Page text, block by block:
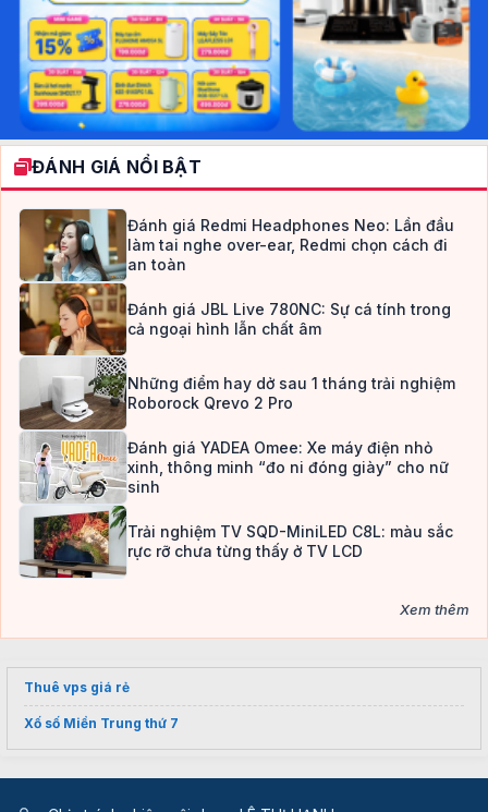
ĐÁNH GIÁ NỔI BẬT
Đánh giá Redmi Headphones Neo: Lần đầu
làm tai nghe over-ear, Redmi chọn cách đi
an toàn
Đánh giá JBL Live 780NC: Sự cá tính trong
cả ngoại hình lẫn chất âm
Những điểm hay dở sau 1 tháng trải nghiệm
Roborock Qrevo 2 Pro
Đánh giá YADEA Omee: Xe máy điện nhỏ
xinh, thông minh “đo ni đóng giày” cho nữ
sinh
Trải nghiệm TV SQD-MiniLED C8L: màu sắc
rực rỡ chưa từng thấy ở TV LCD
Xem thêm
Thuê vps giá rẻ
Xố số Miền Trung thứ 7